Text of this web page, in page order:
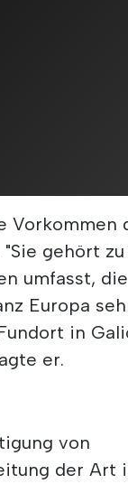
Vorkommen
gehört
umfasst, die
Europa
in
er.
von
der Art